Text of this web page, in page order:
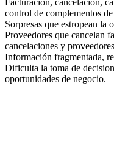
Facturación, cancelación,
control de complementos
Sorpresas que estropean la
Proveedores que cancelan
cancelaciones y
Información fragmentada,
Dificulta la toma de
oportunidades de negocio.